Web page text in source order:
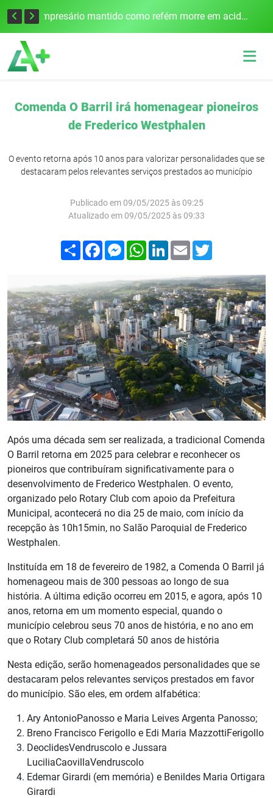
Edital para construção de ponte entre Itapiranga e Barra do Guarita deve ser lançado no segundo semestre Empresário mantido como refém morre em acidente após assalto em Cerro Largo
Comenda O Barril irá homenagear pioneiros
de Frederico Westphalen
O evento retorna após 10 anos para valorizar personalidades que se
destacaram pelos relevantes serviços prestados ao município
Publicado em 09/05/2025 às 09:25
Atualizado em 09/05/2025 às 09:33
Compartilhar
FacebookMessenger
WhatsApp
LinkedIn
Email
Após uma década sem ser realizada, a tradicional Comenda
O Barril retorna em 2025 para celebrar e reconhecer os
pioneiros que contribuíram significativamente para o
desenvolvimento de Frederico Westphalen. O evento,
organizado pelo Rotary Club com apoio da Prefeitura
Municipal, acontecerá no dia 25 de maio, com início da
recepção às 10h15min, no Salão Paroquial de Frederico
Westphalen.
Instituída em 18 de fevereiro de 1982, a Comenda O Barril já
homenageou mais de 300 pessoas ao longo de sua
história. A última edição ocorreu em 2015, e agora, após 10
anos, retorna em um momento especial, quando o
município celebrou seus 70 anos de história, e no ano em
que o Rotary Club completará 50 anos de história
Nesta edição, serão homenageados personalidades que se
destacaram pelos relevantes serviços prestados em favor
do município. São eles, em ordem alfabética:
Ary AntonioPanosso e Maria Leives Argenta Panosso;
Breno Francisco Ferigollo e Edi Maria MazzottiFerigollo
DeoclidesVendruscolo e Jussara
LuciliaCaovillaVendruscolo
Edemar Girardi (em memória) e Benildes Maria Ortigara
Girardi